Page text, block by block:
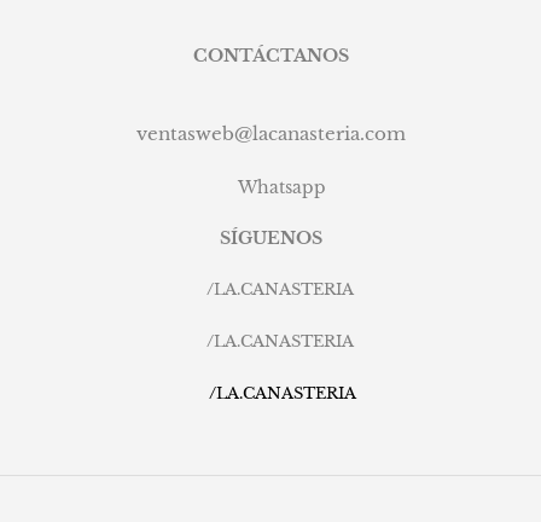
CONTÁCTANOS
ventasweb@lacanasteria.com
Whatsapp
SÍGUENOS
/LA.CANASTERIA
/LA.CANASTERIA
/LA.CANASTERIA